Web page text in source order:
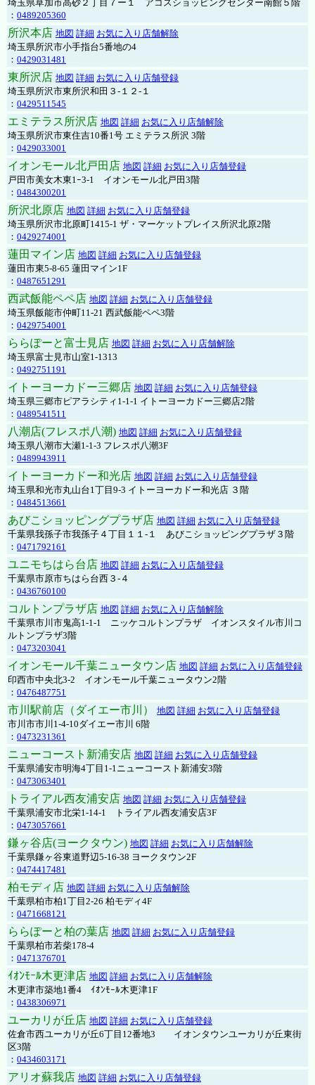
埼玉県草加市高砂２丁目７ー１ アコスショッピングセンター南館５階
： 0489205360
所沢本店 地図 詳細 お気に入り店舗解除
埼玉県所沢市小手指台5番地の4
： 0429031481
東所沢店 地図 詳細 お気に入り店舗登録
埼玉県所沢市東所沢和田３-１２-１
： 0429511545
エミテラス所沢店 地図 詳細 お気に入り店舗解除
埼玉県所沢市東住吉10番1号 エミテラス所沢 3階
： 0429033001
イオンモール北戸田店 地図 詳細 お気に入り店舗登録
戸田市美女木東1ｰ3‐1 イオンモール北戸田3階
： 0484300201
所沢北原店 地図 詳細 お気に入り店舗登録
埼玉県所沢市北原町1415-1 ザ・マーケットプレイス所沢北原2階
： 0429274001
蓮田マイン店 地図 詳細 お気に入り店舗登録
蓮田市東5-8-65 蓮田マイン1F
： 0487651291
西武飯能ペペ店 地図 詳細 お気に入り店舗登録
埼玉県飯能市仲町11-21 西武飯能ペペ3階
： 0429754001
ららぽーと富士見店 地図 詳細 お気に入り店舗解除
埼玉県富士見市山室1-1313
： 0492751191
イトーヨーカドー三郷店 地図 詳細 お気に入り店舗登録
埼玉県三郷市ピアラシティ1-1-1 イトーヨーカドー三郷店2階
： 0489541511
八潮店(フレスポ八潮) 地図 詳細 お気に入り店舗登録
埼玉県八潮市大瀬1-1-3 フレスポ八潮3F
： 0489943911
イトーヨーカドー和光店 地図 詳細 お気に入り店舗登録
埼玉県和光市丸山台1丁目9-3 イトーヨーカドー和光店 ３階
： 0484513661
あびこショッピングプラザ店 地図 詳細 お気に入り店舗登録
千葉県我孫子市我孫子４丁目１１-１ あびこショッピングプラザ３階
： 0471792161
ユニモちはら台店 地図 詳細 お気に入り店舗登録
千葉県市原市ちはら台西３-４
： 0436760100
コルトンプラザ店 地図 詳細 お気に入り店舗解除
千葉県市川市鬼高1-1-1 ニッケコルトンプラザ イオンスタイル市川コ
ルトンプラザ3階
： 0473203041
イオンモール千葉ニュータウン店 地図 詳細 お気に入り店舗登録
印西市中央北3-2 イオンモール千葉ニュータウン2階
： 0476487751
市川駅前店（ダイエー市川） 地図 詳細 お気に入り店舗登録
市川市市川1-4-10ダイエー市川 6階
： 0473231361
ニューコースト新浦安店 地図 詳細 お気に入り店舗登録
千葉県浦安市明海4丁目1-1ニューコースト新浦安3階
： 0473063401
トライアル西友浦安店 地図 詳細 お気に入り店舗登録
千葉県浦安市北栄1-14-1 トライアル西友浦安店3F
： 0473057661
鎌ヶ谷店(ヨークタウン) 地図 詳細 お気に入り店舗解除
千葉県鎌ヶ谷東道野辺5-16-38 ヨークタウン2F
： 0474417481
柏モディ店 地図 詳細 お気に入り店舗解除
千葉県柏市柏1丁目2-26 柏モディ4F
： 0471668121
ららぽーと柏の葉店 地図 詳細 お気に入り店舗登録
千葉県柏市若柴178-4
： 0471376701
ｲｵﾝﾓｰﾙ木更津店 地図 詳細 お気に入り店舗解除
木更津市築地1番4 ｲｵﾝﾓｰﾙ木更津1F
： 0438306971
ユーカリが丘店 地図 詳細 お気に入り店舗登録
佐倉市西ユーカリが丘6丁目12番地3 イオンタウンユーカリが丘東街
区3階
： 0434603171
アリオ蘇我店 地図 詳細 お気に入り店舗登録